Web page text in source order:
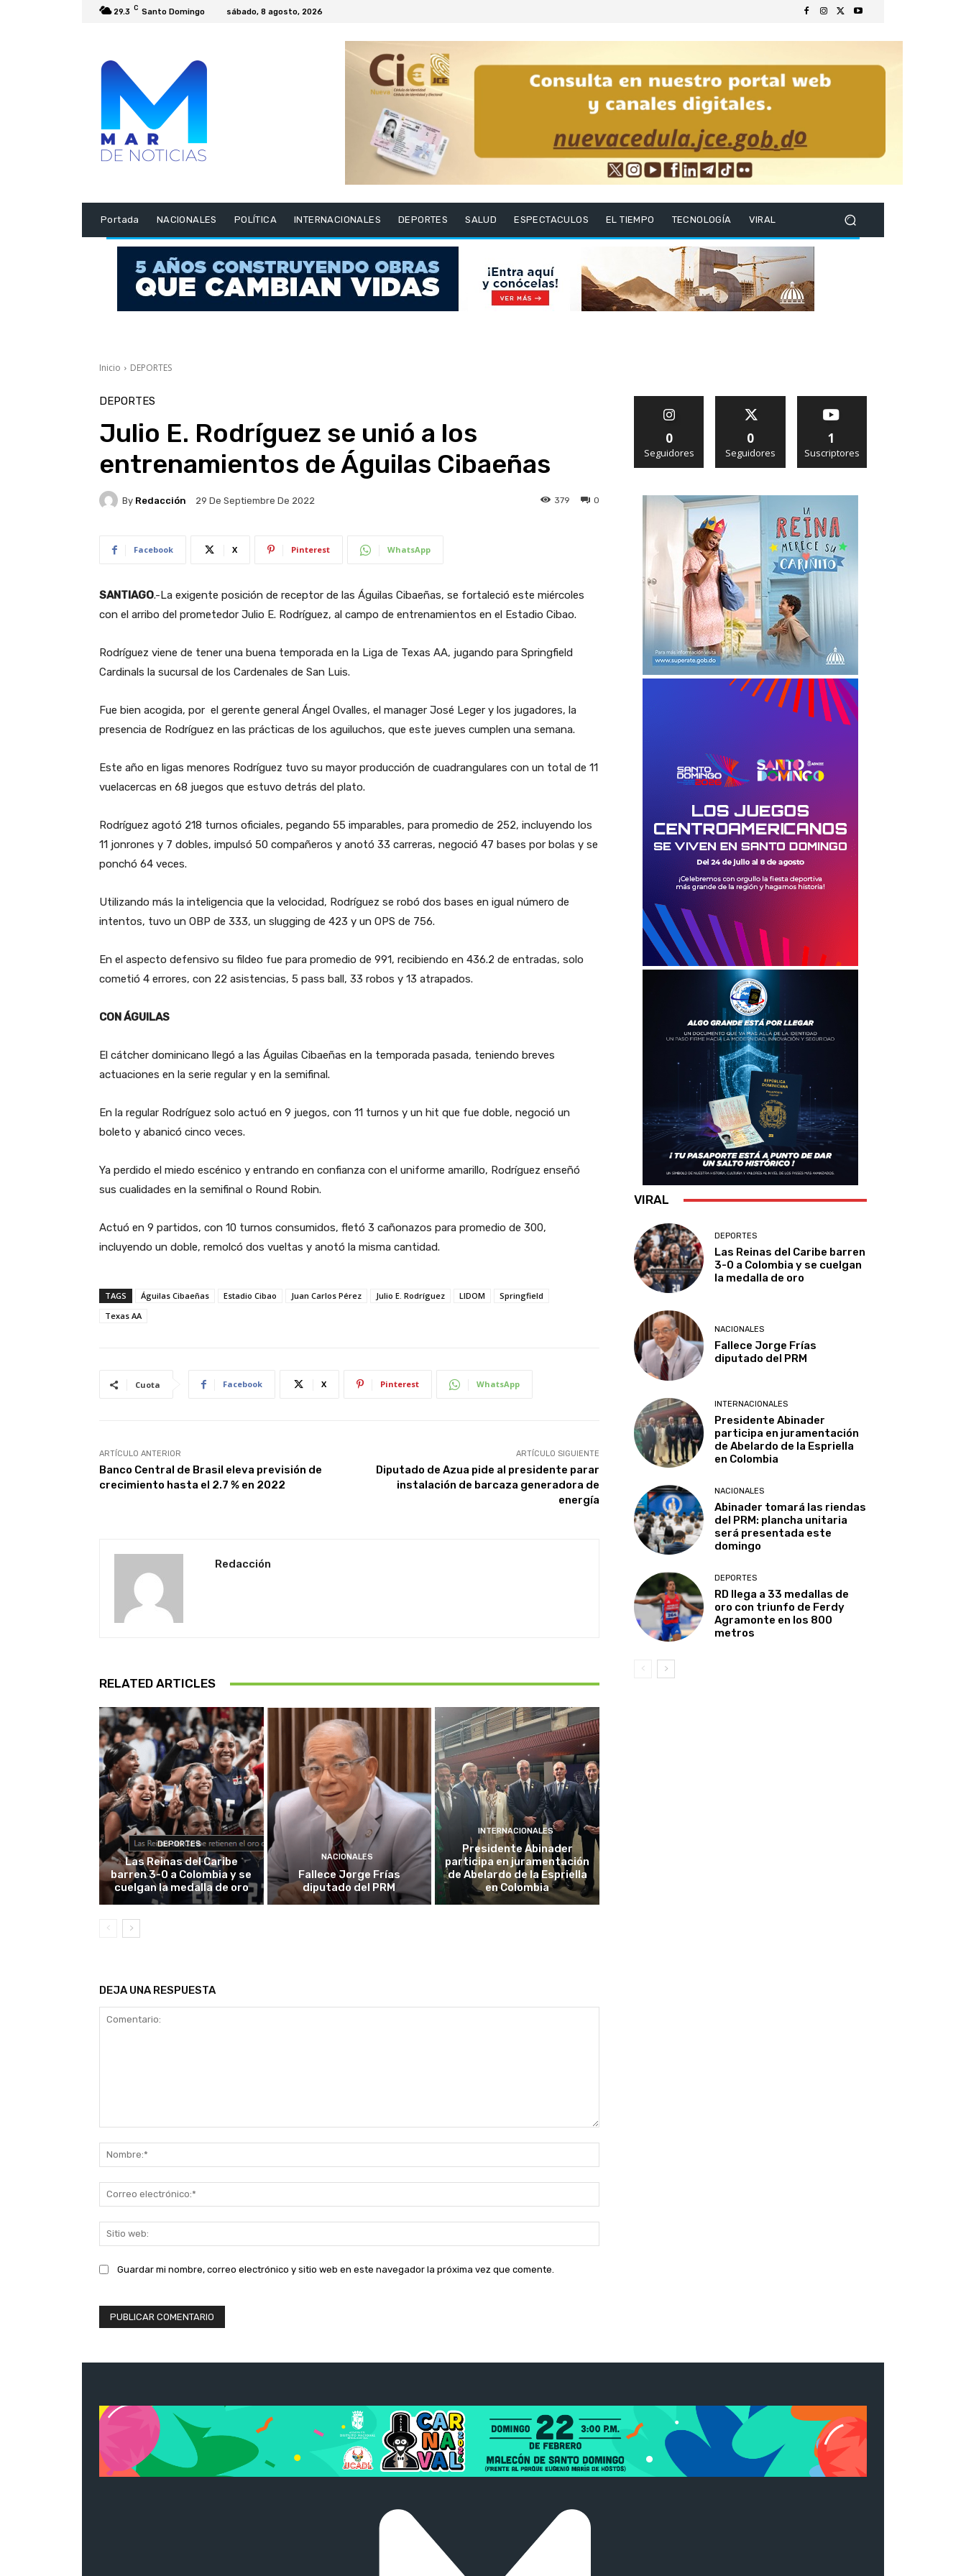
29.3 C Santo Domingo sábado, 8 agosto, 2026
Portada NACIONALES POLÍTICA INTERNACIONALES DEPORTES SALUD ESPECTACULOS EL TIEMPO TECNOLOGÍA VIRAL
Inicio DEPORTES
DEPORTES
Julio E. Rodríguez se unió a los
entrenamientos de Águilas Cibaeñas
By Redacción 29 De Septiembre De 2022 0
379
Facebook X Pinterest WhatsApp
SANTIAGO.-La exigente posición de receptor de las Águilas Cibaeñas, se fortaleció este miércoles
con el arribo del prometedor Julio E. Rodríguez, al campo de entrenamientos en el Estadio Cibao.
Rodríguez viene de tener una buena temporada en la Liga de Texas AA, jugando para Springfield
Cardinals la sucursal de los Cardenales de San Luis.
Fue bien acogida, por el gerente general Ángel Ovalles, el manager José Leger y los jugadores, la
presencia de Rodríguez en las prácticas de los aguiluchos, que este jueves cumplen una semana.
Este año en ligas menores Rodríguez tuvo su mayor producción de cuadrangulares con un total de 11
vuelacercas en 68 juegos que estuvo detrás del plato.
Rodríguez agotó 218 turnos oficiales, pegando 55 imparables, para promedio de 252, incluyendo los
11 jonrones y 7 dobles, impulsó 50 compañeros y anotó 33 carreras, negoció 47 bases por bolas y se
ponchó 64 veces.
Utilizando más la inteligencia que la velocidad, Rodríguez se robó dos bases en igual número de
intentos, tuvo un OBP de 333, un slugging de 423 y un OPS de 756.
En el aspecto defensivo su fildeo fue para promedio de 991, recibiendo en 436.2 de entradas, solo
cometió 4 errores, con 22 asistencias, 5 pass ball, 33 robos y 13 atrapados.
CON ÁGUILAS
El cátcher dominicano llegó a las Águilas Cibaeñas en la temporada pasada, teniendo breves
actuaciones en la serie regular y en la semifinal.
En la regular Rodríguez solo actuó en 9 juegos, con 11 turnos y un hit que fue doble, negoció un
boleto y abanicó cinco veces.
Ya perdido el miedo escénico y entrando en confianza con el uniforme amarillo, Rodríguez enseñó
sus cualidades en la semifinal o Round Robin.
Actuó en 9 partidos, con 10 turnos consumidos, fletó 3 cañonazos para promedio de 300,
incluyendo un doble, remolcó dos vueltas y anotó la misma cantidad.
TAGS Águilas Cibaeñas Estadio Cibao Juan Carlos Pérez Julio E. Rodríguez LIDOM
Springfield
Texas AA
Cuota Facebook X Pinterest WhatsApp
ARTÍCULO ANTERIOR
Banco Central de Brasil eleva previsión de
crecimiento hasta el 2.7 % en 2022
ARTÍCULO SIGUIENTE
Diputado de Azua pide al presidente parar
instalación de barcaza generadora de
energía
Redacción
RELATED ARTICLES
DEPORTES
Las Reinas del Caribe
barren 3-0 a Colombia y se
cuelgan la medalla de oro
NACIONALES
Fallece Jorge Frías
diputado del PRM
INTERNACIONALES
Presidente Abinader
participa en juramentación
de Abelardo de la Espriella
en Colombia
DEJA UNA RESPUESTA
electrónico:*
web:
Guardar mi nombre, correo electrónico y sitio web en este navegador la próxima vez que comente.
0
Seguidores
0
Seguidores
1
Suscriptores
VIRAL
DEPORTES
Las Reinas del Caribe barren
3-0 a Colombia y se cuelgan
la medalla de oro
NACIONALES
Fallece Jorge Frías
diputado del PRM
INTERNACIONALES
Presidente Abinader
participa en juramentación
de Abelardo de la Espriella
en Colombia
NACIONALES
Abinader tomará las riendas
del PRM: plancha unitaria
será presentada este
domingo
DEPORTES
RD llega a 33 medallas de
oro con triunfo de Ferdy
Agramonte en los 800
metros